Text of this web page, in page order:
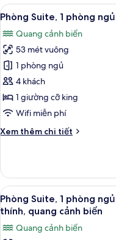
Suite,
1
phòng
ngủ,
quang
cảnh
hồ
bơi
Xem
tất
cả
ảnh
Phòng
Suite,
1
phòng
quang
7
Phòng Suite, 1 phòng
Quang cảnh biển
53 mét vuông
1 phòng ngủ
4 khách
1 giường cỡ king
Wifi miễn phí
Xem thêm chi tiết
Chi
Phòng
Suite,
1
phòng
quang
Xem
tất
ảnh
6
Phòng Suite, 1 phòng
thính, quang cảnh biển
Quang cảnh biển